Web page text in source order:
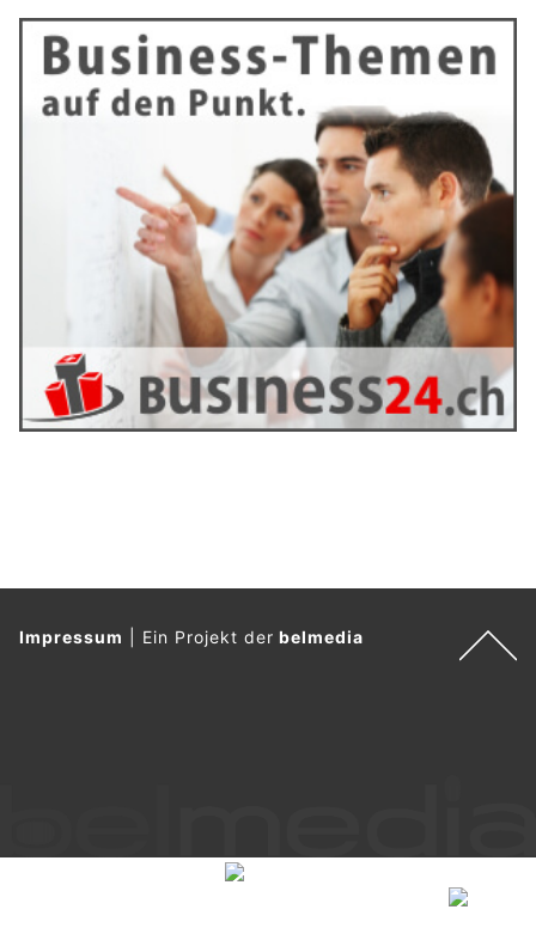
Impressum Ein Projekt derbelmedia